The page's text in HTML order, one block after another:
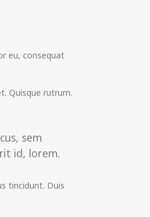
eu, consequat
Quisque rutrum.
sem
id, lorem.
tincidunt. Duis